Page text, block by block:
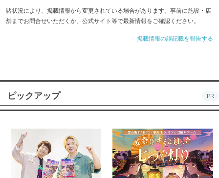
諸状況により、掲載情報から変更されている場合があります。事前に施設・店
舗までお問合せいただくか、公式サイト等で最新情報をご確認ください。
掲載情報の誤記載を報告する
ピックアップ PR